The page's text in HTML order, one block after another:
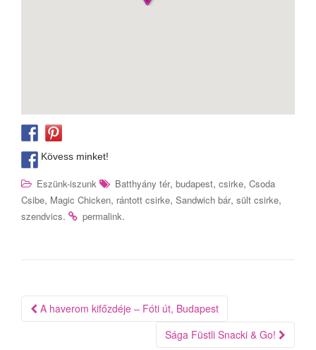
Kövess minket!
Eszünk-iszunk Batthyány tér, budapest, csirke, Csoda
Csibe, Magic Chicken, rántott csirke, Sandwich bár, sült csirke,
szendvics. permalink.
Bejegyzés
A haverom kifőzdéje – Fóti út, Budapest
Sága Füstli Snacki & Go!